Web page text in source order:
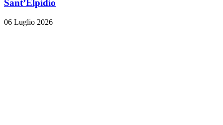
Sant’Elpidio
06 Luglio 2026